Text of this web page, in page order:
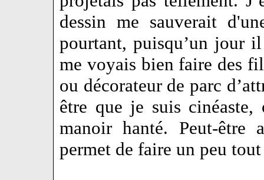
dessin me sauverait
pourtant, puisqu’un jour
me voyais bien faire des
ou décorateur de parc
être que je suis
manoir hanté. Peut-être
permet de faire un peu